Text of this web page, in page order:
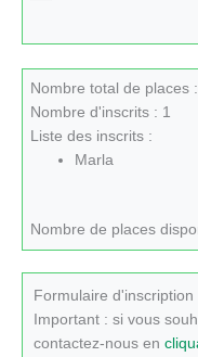
Nombre total de places
Nombre d'inscrits : 1
Liste des inscrits :
Marla
Nombre de places
Formulaire d'inscription
Important : si vous
contactez-nous en